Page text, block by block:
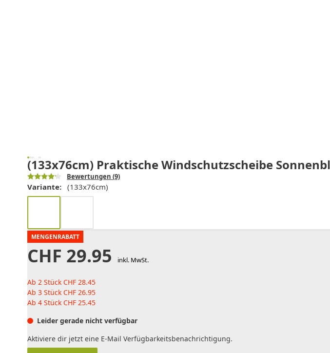
(133x76cm) Praktische Windschutzscheibe
Bewertungen (9)
Variante: (133x76cm)
MENGENRABATT
CHF 29.95 inkl. MwSt.
Ab 2 Stück CHF 28.45
Ab 3 Stück CHF 26.95
Ab 4 Stück CHF 25.45
Leider gerade nicht verfügbar
Aktiviere dir jetzt eine E-Mail Verfügbarkeitsbenachrichtigung.